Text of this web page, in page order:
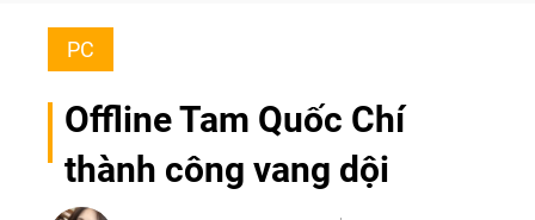
PC
Offline Tam Quốc Chí
thành công vang dội